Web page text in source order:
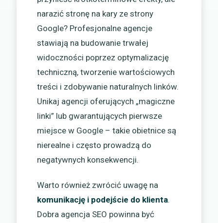
narazić stronę na kary ze strony
Google? Profesjonalne agencje
stawiają na budowanie trwałej
widoczności poprzez optymalizację
techniczną, tworzenie wartościowych
treści i zdobywanie naturalnych linków.
Unikaj agencji oferujących „magiczne
linki” lub gwarantujących pierwsze
miejsce w Google – takie obietnice są
nierealne i często prowadzą do
negatywnych konsekwencji.
Warto również zwrócić uwagę na
komunikację i podejście do klienta.
Dobra agencja SEO powinna być